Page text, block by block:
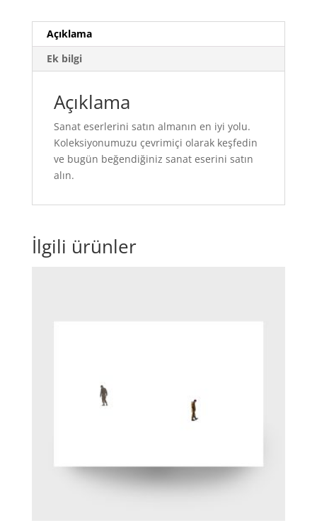
Açıklama
Ek bilgi
Açıklama
Sanat eserlerini satın almanın en iyi yolu.
Koleksiyonumuzu çevrimiçi olarak keşfedin
ve bugün beğendiğiniz sanat eserini satın
alın.
İlgili ürünler